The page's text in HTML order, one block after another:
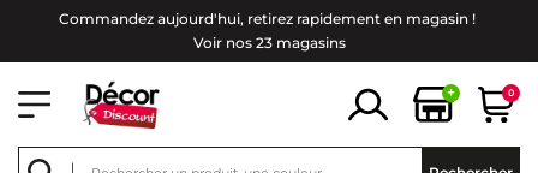
Commandez aujourd'hui, retirez rapidement en magasin !
Voir nos 23 magasins
+ 0